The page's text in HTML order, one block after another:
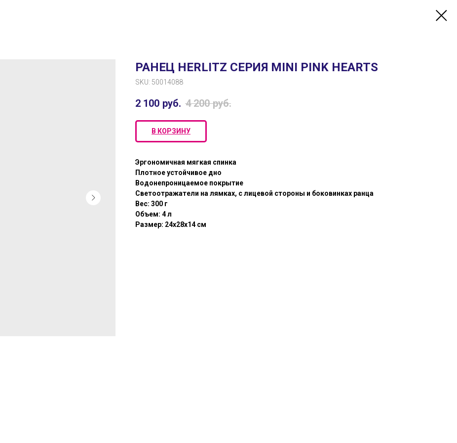
РАНЕЦ HERLITZ СЕРИЯ MINI PINK HEARTS
SKU: 50014088
2 100 руб. 4 200 руб.
В КОРЗИНУ
Эргономичная мягкая спинка
Плотное устойчивое дно
Водонепроницаемое покрытие
Светоотражатели на лямках, с лицевой стороны и боковинках ранца
Вес: 300 г
Объем: 4 л
Размер: 24х28х14 см